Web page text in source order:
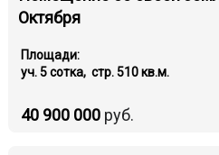
Октября
40 900 000руб.
Площади:
уч. 5 cотка, стр. 510 кв.м.